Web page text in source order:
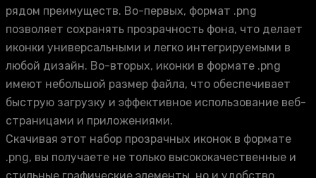
рядом преимуществ. Во-первых, формат .png
позволяет сохранять прозрачность фона, что делает
иконки универсальными и легко интегрируемыми в
любой дизайн. Во-вторых, иконки в формате .png
имеют небольшой размер файла, что обеспечивает
быструю загрузку и эффективное использование веб-
страницами и приложениями.
Скачивая этот набор прозрачных иконок в формате
.png, вы получаете не только высококачественные и